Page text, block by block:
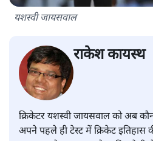
यशस्वी जायसवाल
राकेश कायस्थ
क्रिकेटर यशस्वी जायसवाल को अब
अपने पहले ही टेस्ट में क्रिकेट इतिहास